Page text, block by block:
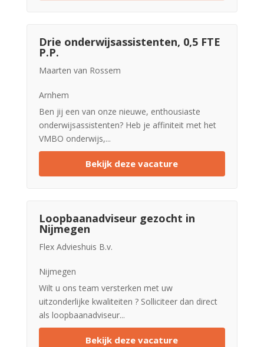
Drie onderwijsassistenten, 0,5 FTE
P.P.
Maarten van Rossem
Arnhem
Ben jij een van onze nieuwe, enthousiaste
onderwijsassistenten? Heb je affiniteit met het
VMBO onderwijs,...
Bekijk deze vacature
Loopbaanadviseur gezocht in
Nijmegen
Flex Advieshuis B.v.
Nijmegen
Wilt u ons team versterken met uw
uitzonderlijke kwaliteiten ? Solliciteer dan direct
als loopbaanadviseur...
Bekijk deze vacature